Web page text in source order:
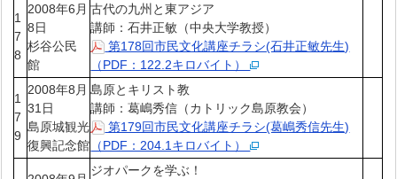
1
7
8
2008年6月
8日
杉谷公民
館
古代の九州と東アジア
講師：石井正敏（中央大学教授）
第178回市民文化講座チラシ(石井正敏先生)
（PDF：122.2キロバイト）
1
7
9
2008年8月
31日
島原城観光
復興記念館
島原とキリスト教
講師：葛嶋秀信（カトリック島原教会）
第179回市民文化講座チラシ(葛嶋秀信先生)
（PDF：204.1キロバイト）
ジオパークを学ぶ！